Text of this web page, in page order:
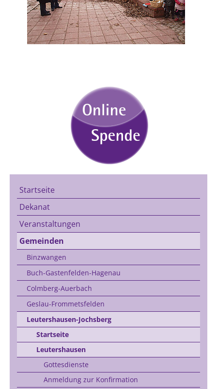
Startseite
Dekanat
Veranstaltungen
Gemeinden
Binzwangen
Buch-Gastenfelden-Hagenau
Colmberg-Auerbach
Geslau-Frommetsfelden
Leutershausen-Jochsberg
Startseite
Leutershausen
Gottesdienste
Anmeldung zur Konfirmation